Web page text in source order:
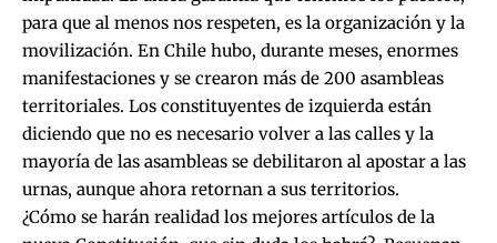
para que al menos nos respeten, es la organización y la
movilización. En Chile hubo, durante meses, enormes
manifestaciones y se crearon más de 200 asambleas
territoriales. Los constituyentes de izquierda están
diciendo que no es necesario volver a las calles y la
mayoría de las asambleas se debilitaron al apostar a las
urnas, aunque ahora retornan a sus territorios.
¿Cómo se harán realidad los mejores artículos de la